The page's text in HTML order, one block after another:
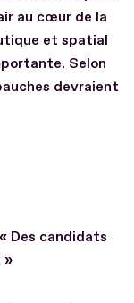
au cœur de la
et spatial
Selon
devraient
Des candidats
»